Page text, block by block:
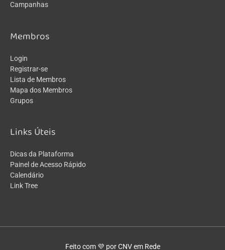
Campanhas
Membros
Login
Registrar-se
Lista de Membros
Mapa dos Membros
Grupos
Links Úteis
Dicas da Plataforma
Painel de Acesso Rápido
Calendário
Link Tree
Feito com 💜 por CNV em Rede